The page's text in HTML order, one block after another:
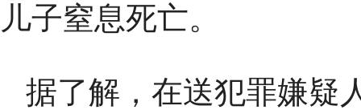
儿子窒息死亡。
据了解，在送犯罪嫌疑